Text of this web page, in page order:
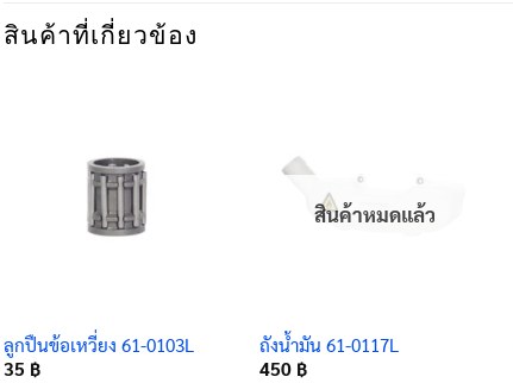
สินค้าที่เกี่ยวข้อง
ลูกปืนข้อเหวี่ยง 61-0103L
35 ฿
สินค้าหมดแล้ว
ถังน้ำมัน 61-0117L
450 ฿